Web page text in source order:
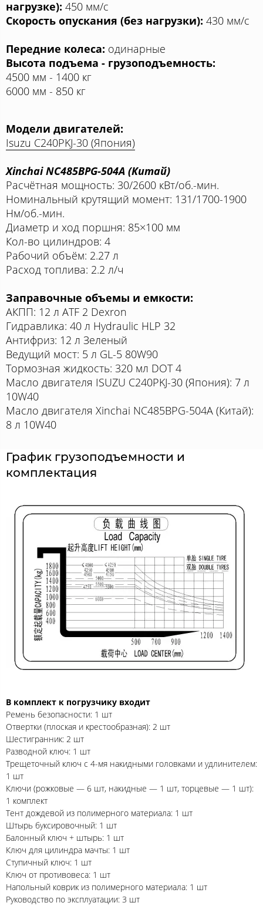
нагрузке): 450 мм/с
Скорость опускания (без нагрузки): 430 мм/с
Передние колеса: одинарные
Высота подъема - грузоподъемность:
4500 мм - 1400 кг
6000 мм - 850 кг
Модели двигателей:
Isuzu C240PKJ-30 (Япония)
Xinchai NC485BPG-504A (Китай)
Расчётная мощность: 30/2600 кВт/об.-мин.
Номинальный крутящий момент: 131/1700-1900
Нм/об.-мин.
Диаметр и ход поршня: 85×100 мм
Кол-во цилиндров: 4
Рабочий объём: 2.27 л
Расход топлива: 2.2 л/ч
Заправочные объемы и емкости:
АКПП: 12 л ATF 2 Dexron
Гидравлика: 40 л Hydraulic HLP 32
Антифриз: 12 л Зеленый
Ведущий мост: 5 л GL-5 80W90
Тормозная жидкость: 320 мл DOT 4
Масло двигателя ISUZU C240PKJ-30 (Япония): 7 л
10W40
Масло двигателя Xinchai NC485BPG-504A (Китай):
8 л 10W40
График грузоподъемности и
комплектация
В комплект к погрузчику входит
Ремень безопасности: 1 шт
Отвертки (плоская и крестообразная): 2 шт
Шестигранник: 2 шт
Разводной ключ: 1 шт
Трещеточный ключ с 4-мя накидными головками и удлинителем:
1 шт
Ключи (рожковые — 6 шт, накидные — 1 шт, торцевые — 1 шт):
1 комплект
Тент дождевой из полимерного материала: 1 шт
Штырь буксировочный: 1 шт
Балонный ключ + штырь: 1 шт
Ключ для цилиндра мачты: 1 шт
Ступичный ключ: 1 шт
Ключ от противовеса: 1 шт
Напольный коврик из полимерного материала: 1 шт
Руководство по эксплуатации: 3 шт